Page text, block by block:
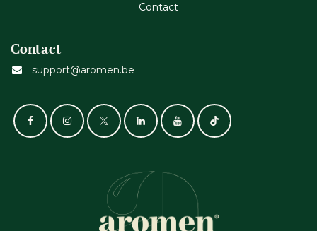
Cont​act
Contact
support@aromen.be